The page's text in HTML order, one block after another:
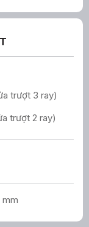
trượt 3 ray)
trượt 2 ray)
mm